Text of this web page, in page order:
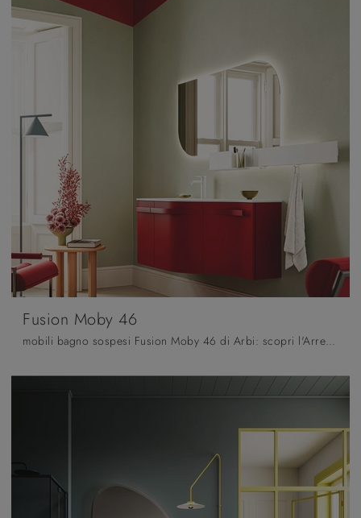
Fusion Moby 46
mobili bagno sospesi Fusion Moby 46 di Arbi: scopri l'Arredo Bagno in laccato opaco moderno e arreda il bagno di casa.